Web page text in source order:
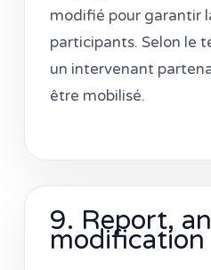
modifié pour garantir
participants. Selon le
un intervenant
être mobilisé.
9. Report,
modification